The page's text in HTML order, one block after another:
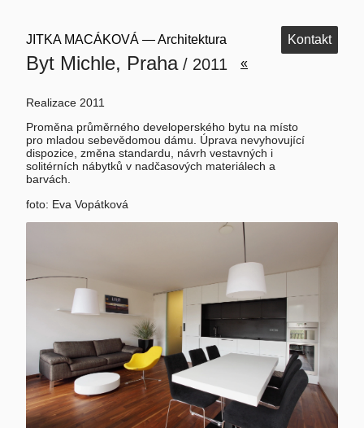
JITKA MACÁKOVÁ — Architektura Kontakt
Byt Michle, Praha/ 2011 «
Realizace 2011
Proměna průměrného developerského bytu na místo
pro mladou sebevědomou dámu. Úprava nevyhovující
dispozice, změna standardu, návrh vestavných i
solitérních nábytků v nadčasových materiálech a
barvách.
foto: Eva Vopátková